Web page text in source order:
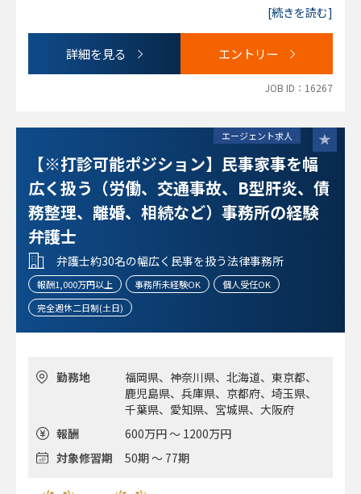
・将来エキスパートになりたいという方歓迎です。
[続きを読む]
詳細を見る エントリー
JOB ID：16267
エージェント求人
【※打診可能ポジション】民事家事を幅
広く扱う（労働、交通事故、B型肝炎、債
務整理、離婚、相続など）事務所の経験
弁護士
弁護士約30名の幅広く民事を扱う法律事務所
報酬1,000万円以上 事務所未経験OK
個人受任OK
完全週休二日制(土日)
勤務地
福岡県、神奈川県、北海道、東京都、
鹿児島県、兵庫県、京都府、埼玉県、
千葉県、愛知県、宮城県、大阪府
報酬
600万円 ～ 1200万円
対象修習期
50期 ～ 77期